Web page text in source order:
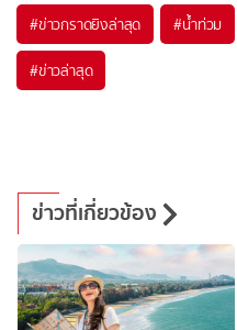
#ข่าวกราดยิงล่าสุด #น้ำท่วม
#ข่าวล่าสุด
ข่าวที่เกี่ยวข้อง